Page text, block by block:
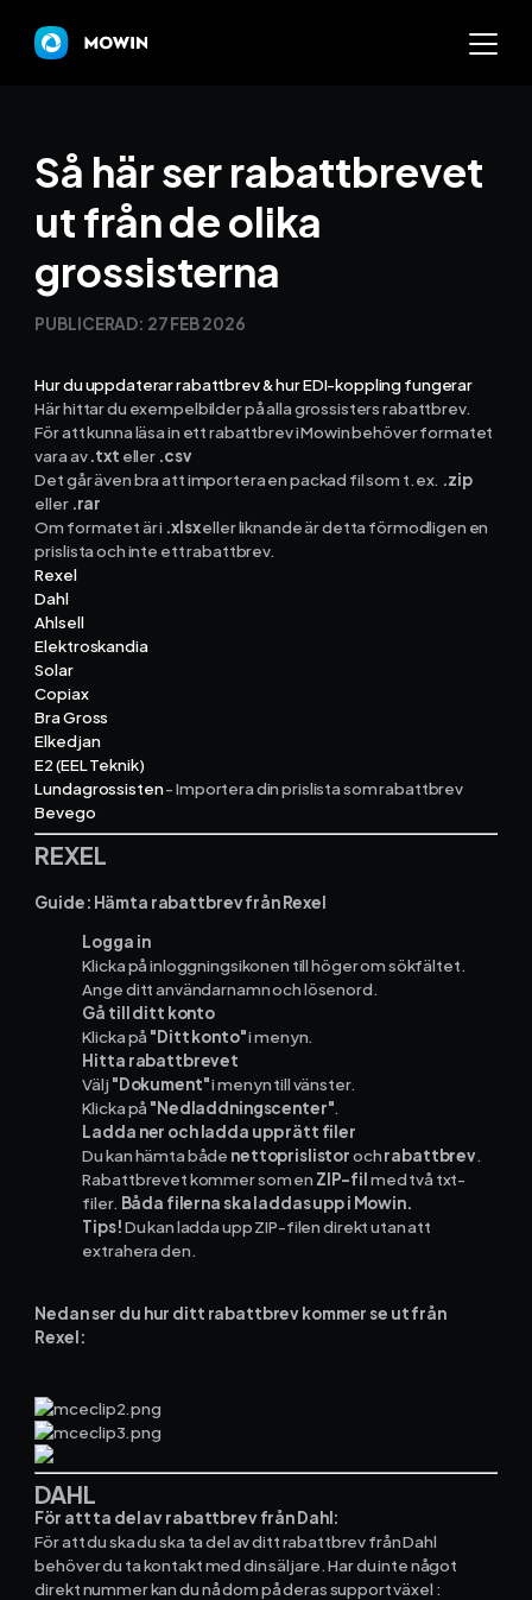
Varför Mowin?
Nyheter
Visma Administration
Arbetsorder
Husarbete
Checklistor
Kalender
Signatur
Fakturering
Så här ser rabattbrevet
ut från de olika
grossisterna
PUBLICERAD: 27 FEB 2026
Hur du uppdaterar rabattbrev & hur EDI-koppling fungerar
Här hittar du exempelbilder på alla grossisters rabattbrev.
För att kunna läsa in ett rabattbrev i Mowin behöver formatet
vara av.txt eller .csv
Det går även bra att importera en packad fil som t.ex. .zip
eller .rar
Om formatet är i .xlsxeller liknande är detta förmodligen en
prislista ochinte ett rabattbrev.
Rexel
Dahl
Ahlsell
Elektroskandia
Solar
Copiax
Bra Gross
Elkedjan
E2 (EEL Teknik)
Lundagrossisten- Importera din prislista som rabattbrev
Bevego
REXEL
Guide: Hämta rabattbrev från Rexel
Logga in
Klicka på inloggningsikonen till höger om sökfältet.
Ange ditt användarnamn och lösenord.
Gå till ditt konto
Klicka på "Ditt konto"i menyn.
Hitta rabattbrevet
Välj "Dokument"i menyn till vänster.
Klicka på "Nedladdningscenter".
Ladda ner och ladda upp rätt filer
Du kan hämta både nettoprislistorochrabattbrev.
Rabattbrevet kommer som en ZIP-filmed två txt-
filer. Båda filerna ska laddas upp i Mowin.
Tips!Du kan ladda upp ZIP-filen direkt utan att
extrahera den.
Nedan ser du hur ditt rabattbrev kommer se ut från
Rexel:
DAHL
För att ta del av rabattbrev från Dahl:
För att du ska du ska ta del av ditt rabattbrev från Dahl
behöver du ta kontakt med din säljare. Har du inte något
direkt nummer kan du nå dom på deras support växel :